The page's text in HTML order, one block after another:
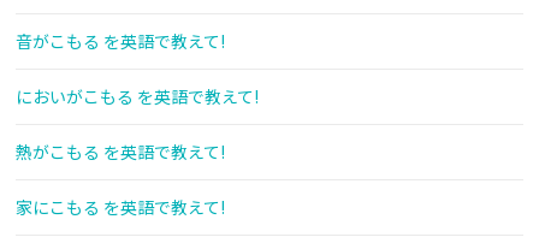
音がこもる を英語で教えて!
においがこもる を英語で教えて!
熱がこもる を英語で教えて!
家にこもる を英語で教えて!